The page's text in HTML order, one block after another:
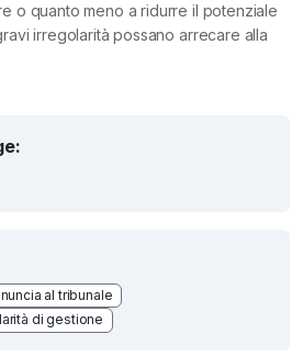
o quanto meno a ridurre il potenziale
irregolarità possano arrecare alla
al tribunale
di gestione